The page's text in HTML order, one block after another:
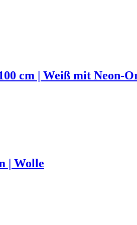
cm | Weiß mit Neon-
| Wolle